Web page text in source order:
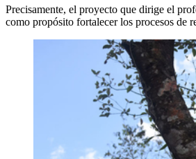
Precisamente, el proyecto que dirige el
como propósito fortalecer los procesos de